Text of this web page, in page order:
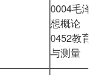
0004毛泽
想概论
0452教育
与测量